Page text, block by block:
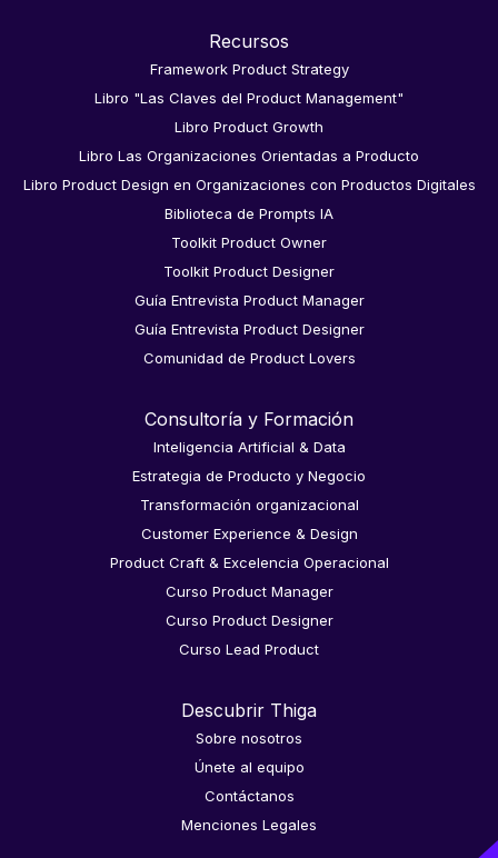
Recursos
Framework Product Strategy
Libro "Las Claves del Product Management"
Libro Product Growth
Libro Las Organizaciones Orientadas a Producto
Libro Product Design en Organizaciones con Productos Digitales
Biblioteca de Prompts IA
Toolkit Product Owner
Toolkit Product Designer
Guía Entrevista Product Manager
Guía Entrevista Product Designer
Comunidad de Product Lovers
Consultoría y Formación
Inteligencia Artificial & Data
Estrategia de Producto y Negocio
Transformación organizacional
Customer Experience & Design
Product Craft & Excelencia Operacional
Curso Product Manager
Curso Product Designer
Curso Lead Product
Descubrir Thiga
Sobre nosotros
Únete al equipo
Contáctanos
Menciones Legales